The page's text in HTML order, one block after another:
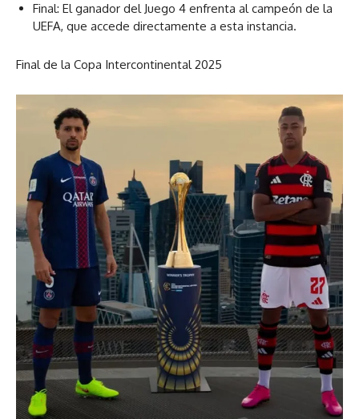
Final: El ganador del Juego 4 enfrenta al campeón de la
UEFA, que accede directamente a esta instancia.
Final de la Copa Intercontinental 2025